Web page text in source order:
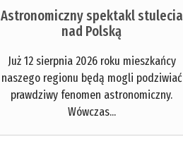
Astronomiczny spektakl stulecia
nad Polską
Już 12 sierpnia 2026 roku mieszkańcy
naszego regionu będą mogli podziwiać
prawdziwy fenomen astronomiczny.
Wówczas...